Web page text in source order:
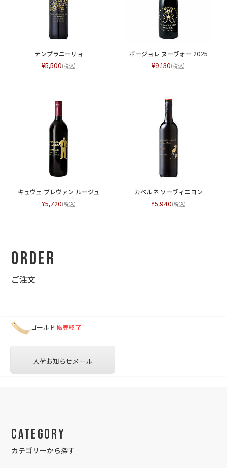
テンプラニーリョ
5,500
ボージョレ ヌーヴォー 2025
9,130
キュヴェ ブレヴァン ルージュ
5,720
カベルネ ソーヴィニヨン
5,940
Order
ご注文
ゴールド 販売終了
入荷お知らせメール
Category
カテゴリーから探す